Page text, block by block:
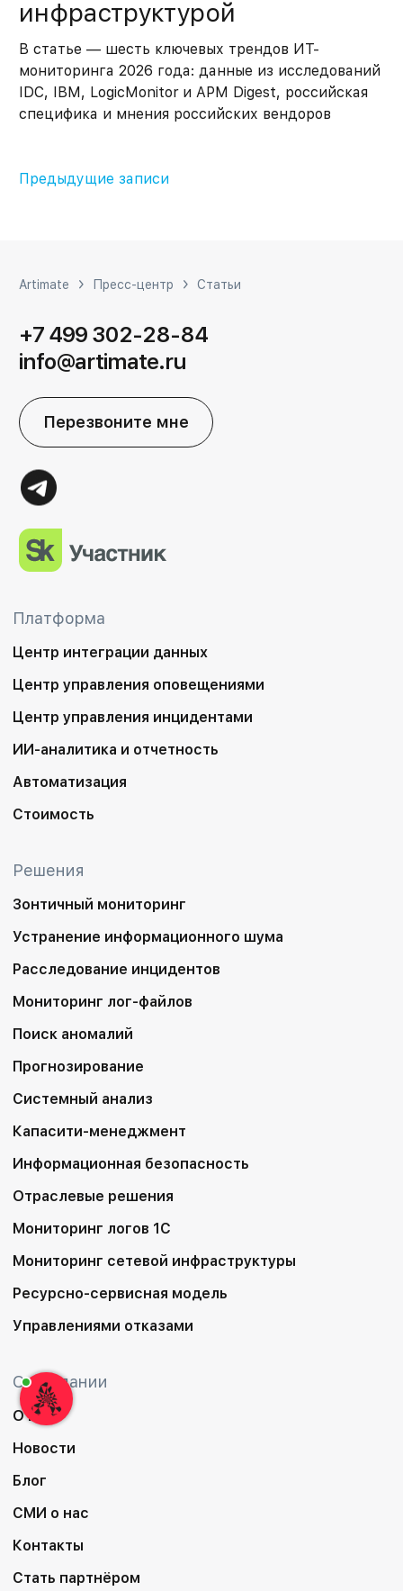
инфраструктурой
В статье — шесть ключевых трендов ИТ-
мониторинга 2026 года: данные из исследований
IDC, IBM, LogicMonitor и APM Digest, российская
специфика и мнения российских вендоров
Навигация
Предыдущие записи
Artimate Пресс-центр Статьи
+7 499 302-28-84
info@artimate.ru
Перезвоните мне
Платформа
Центр интеграции данных
Центр управления оповещениями
Центр управления инцидентами
ИИ-аналитика и отчетность
Автоматизация
Стоимость
Решения
Зонтичный мониторинг
Устранение информационного шума
Расследование инцидентов
Мониторинг лог-файлов
Поиск аномалий
Прогнозирование
Системный анализ
Капасити-менеджмент
Информационная безопасность
Отраслевые решения
Мониторинг логов 1С
Мониторинг сетевой инфраструктуры
Ресурсно-сервисная модель
Управлениями отказами
О компании
О нас
Новости
Блог
СМИ о нас
Контакты
Стать партнёром